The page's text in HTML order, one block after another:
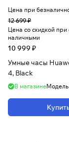
Цена при
12 699 ₽
Цена со скидкой при
наличными
10 999 ₽
Умные часы
4, Black
В магазинеМодель